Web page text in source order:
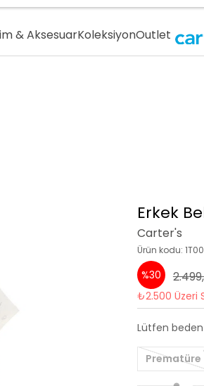
& AksesuarKoleksiyonOutlet
Erkek
Carter's
Ürün kodu:
%30
₺2.500 Üzeri
Lütfen
Prematüre